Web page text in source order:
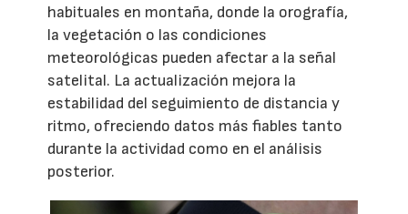
habituales en montaña, donde la orografía,
la vegetación o las condiciones
meteorológicas pueden afectar a la señal
satelital. La actualización mejora la
estabilidad del seguimiento de distancia y
ritmo, ofreciendo datos más fiables tanto
durante la actividad como en el análisis
posterior.